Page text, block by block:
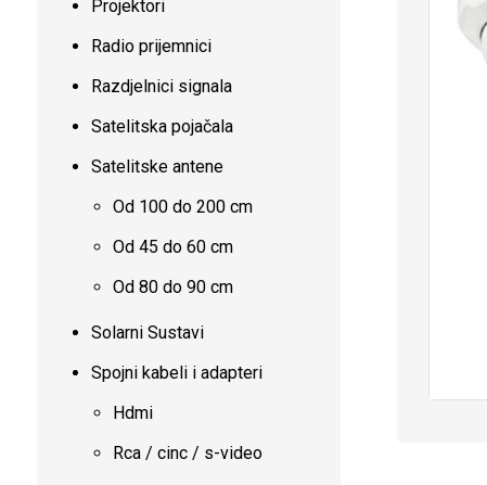
Projektori
Radio prijemnici
Razdjelnici signala
Satelitska pojačala
Satelitske antene
Od 100 do 200 cm
Od 45 do 60 cm
Od 80 do 90 cm
Solarni Sustavi
Spojni kabeli i adapteri
Hdmi
Rca / cinc / s-video